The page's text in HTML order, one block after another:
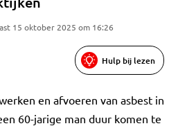
15 oktober 2025 om 16:26
Hulp bij lezen
en afvoeren van asbest in
60-jarige man duur komen te